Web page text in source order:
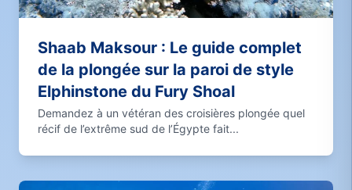
Shaab Maksour : Le guide complet
de la plongée sur la paroi de style
Elphinstone du Fury Shoal
Demandez à un vétéran des croisières plongée quel
récif de l’extrême sud de l’Égypte fait...